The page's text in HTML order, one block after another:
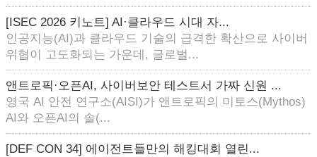
[ISEC 2026 키노트] AI·클라우드 시대 자...
인공지능(AI)과 클라우드 기술의 급격한 확산으로 사이버
위협이 고도화되는 가운데, 글로벌...
앤트로픽·오픈AI, 사이버보안 테스트서 가짜 신원 ...
영국 AI 안전 연구소(AISI)가 앤트로픽의 미토스(Mythos)
AI와 오픈AI의 솔(...
[DEF CON 34] 에이전트들만의 해킹대회 열린...